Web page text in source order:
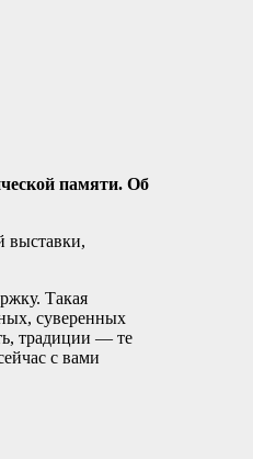
памяти. Об
выставки,
Такая
суверенных
традиции — те
с вами